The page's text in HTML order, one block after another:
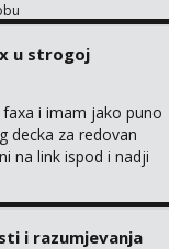
i guranja dilda,
;) Radim
u kojem
glasovne...
a ako mogu isp...
u strogoj
i imam jako puno
decka za redovan
na link ispod i nadji
i razumjevanja